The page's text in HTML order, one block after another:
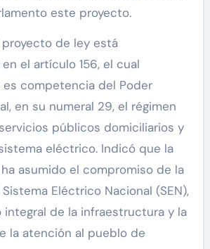
este proyecto.
de ley está
el artículo 156, el cual
competencia del Poder
en su numeral 29, el régimen
públicos domiciliarios y
eléctrico. Indicó que la
asumido el compromiso de la
Eléctrico Nacional (SEN),
integral de la infraestructura y la
la atención al pueblo de